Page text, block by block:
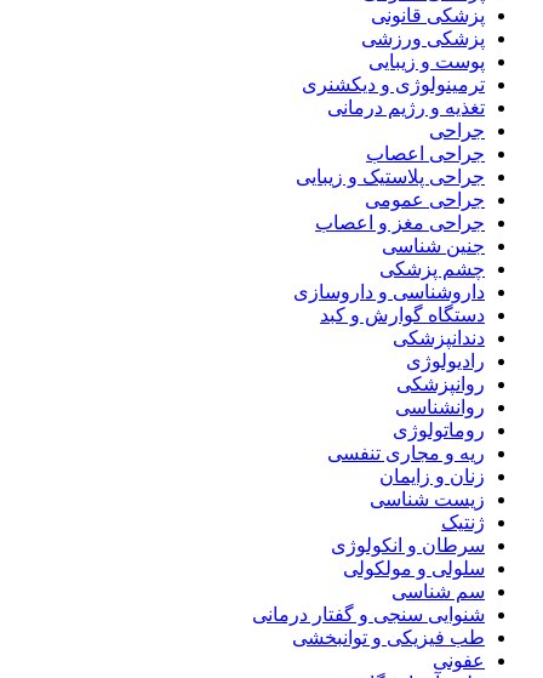
پزشکی قانونی
پزشکی ورزشی
پوست و زیبایی
ترمینولوژی و دیکشنری
تغذیه و رژیم درمانی
جراحی
جراحی اعصاب
جراحی پلاستیک و زیبایی
جراحی عمومی
جراحی مغز و اعصاب
جنین شناسی
چشم پزشکی
داروشناسی و داروسازی
دستگاه گوارش و کبد
دندانپزشکی
رادیولوژی
روانپزشکی
روانشناسی
روماتولوژی
ریه و مجاری تنفسی
زنان و زایمان
زیست شناسی
ژنتیک
سرطان و انکولوژی
سلولی و مولکولی
سم شناسی
شنوایی سنجی و گفتار درمانی
طب فیزیکی و توانبخشی
عفونی